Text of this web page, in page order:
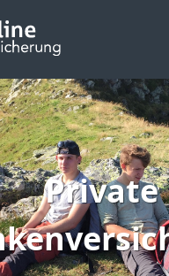
Private